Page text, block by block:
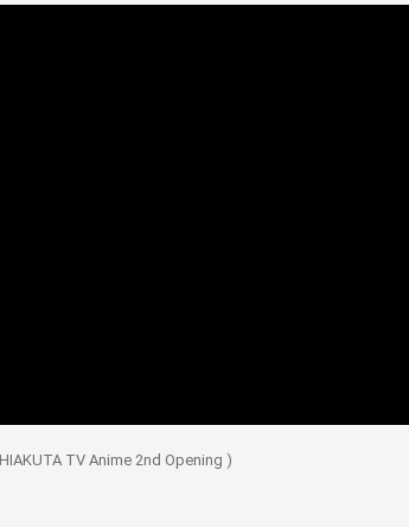
TV Anime 2nd Opening )